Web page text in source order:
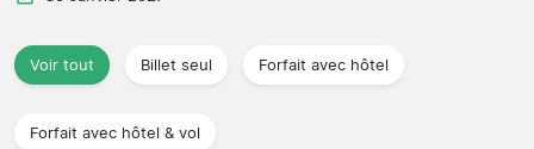
Voir tout Billet seul Forfait avec hôtel
Forfait avec hôtel & vol